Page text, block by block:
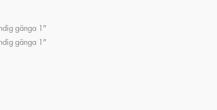
gänga 1″
gänga 1″